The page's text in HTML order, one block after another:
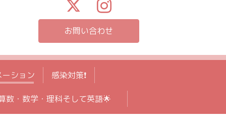
お問い合わせ
ション 感染対策❗️
数・数学・理科そして英語🌟